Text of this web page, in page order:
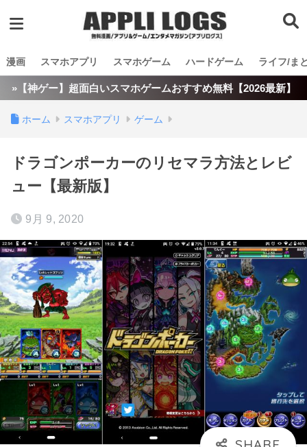
漫画 スマホアプリ スマホゲーム ハードゲーム ライフ/ま
»【神ゲー】超面白いスマホゲームおすすめ無料【2026最新】
ホーム スマホアプリ ゲーム
ドラゴンポーカーのリセマラ方法とレビ
ュー【最新版】
9月 9, 2020